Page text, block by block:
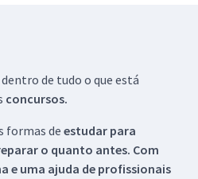
de tudo o que está
concursos.
formas de estudar para
o quanto antes. Com
e uma ajuda de profissionais